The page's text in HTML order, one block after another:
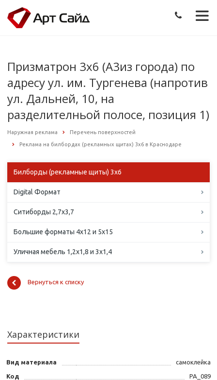
Призматрон 3х6 (А3из города) по
адресу ул. им. Тургенева (напротив
ул. Дальней, 10, на
разделителньой полосе, позиция 1)
Наружная реклама Перечень поверхностей
Реклама на билбордах (рекламных щитах) 3х6 в Краснодаре
Билборды (рекламные щиты) 3х6
Digital Формат
Ситиборды 2,7х3,7
Большие форматы 4х12 и 5х15
Уличная мебель 1,2х1,8 и 3х1,4
Вернуться к списку
Характеристики
Вид материала самоклейка
Код PA_089